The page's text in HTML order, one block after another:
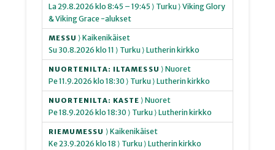
La29.8.2026 klo 8:45 – 19:45 ⟩ Turku⟩ Viking Glory
& Viking Grace -alukset
MESSU ⟩ Kaikenikäiset
Su 30.8.2026 klo 11 ⟩ Turku⟩ Lutherin kirkko
NUORTENILTA: ILTAMESSU ⟩ Nuoret
Pe11.9.2026 klo 18:30 ⟩ Turku⟩ Lutherin kirkko
NUORTENILTA: KASTE ⟩ Nuoret
Pe18.9.2026 klo 18:30 ⟩ Turku⟩ Lutherin kirkko
RIEMUMESSU ⟩ Kaikenikäiset
Ke23.9.2026 klo 18 ⟩ Turku⟩ Lutherin kirkko